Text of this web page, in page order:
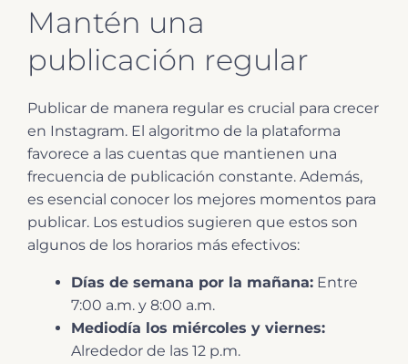
Mantén una
publicación regular
Publicar de manera regular es crucial para crecer
en Instagram. El algoritmo de la plataforma
favorece a las cuentas que mantienen una
frecuencia de publicación constante. Además,
es esencial conocer los mejores momentos para
publicar. Los estudios sugieren que estos son
algunos de los horarios más efectivos:
Días de semana por la mañana: Entre
7:00 a.m. y 8:00 a.m.
Mediodía los miércoles y viernes:
Alrededor de las 12 p.m.